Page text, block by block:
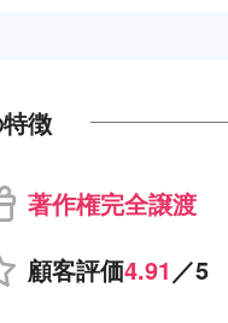
徴
著作権完全譲渡
顧客評価4.91 ／5